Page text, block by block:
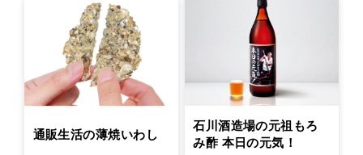
通販生活の薄焼いわし
石川酒造場の元祖もろ
み酢 本日の元気！